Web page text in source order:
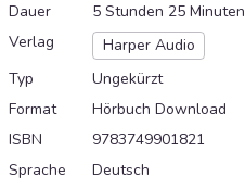
Dauer
5 Stunden 25 Minuten
Verlag
Harper Audio
Typ
Ungekürzt
Format
Hörbuch Download
ISBN
9783749901821
Sprache
Deutsch